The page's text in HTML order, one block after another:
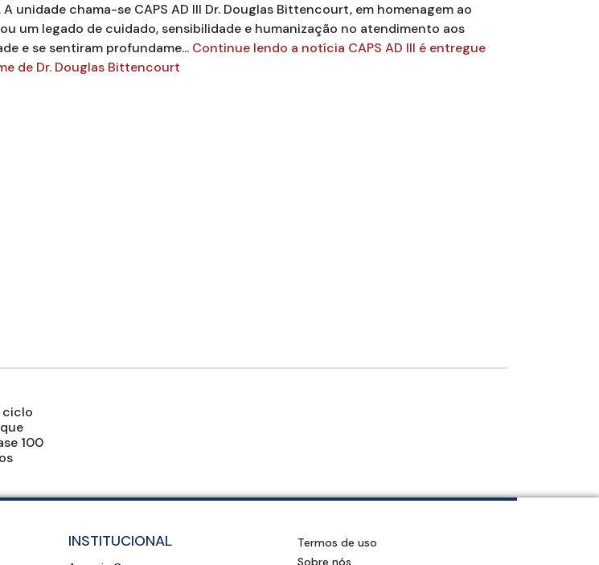
chama-se CAPS AD III Dr. Douglas Bittencourt, em homenagem ao
um legado de cuidado, sensibilidade e humanização no atendimento aos
e se sentiram profundame... Continue lendo a notícia CAPS AD III é entregue
de Dr. Douglas Bittencourt
ciclo
100
INSTITUCIONAL
Termos de uso
Sobre nós